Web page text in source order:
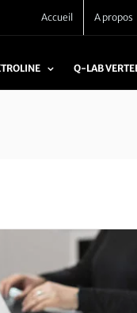
Accueil A propos
Q-LAB